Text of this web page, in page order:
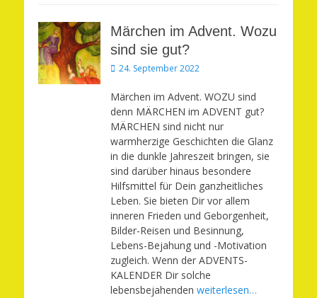
Märchen im Advent. Wozu
sind sie gut?
Veröffentlicht
24. September 2022
Märchen im Advent. WOZU sind
denn MÄRCHEN im ADVENT gut?
MÄRCHEN sind nicht nur
warmherzige Geschichten die Glanz
in die dunkle Jahreszeit bringen, sie
sind darüber hinaus besondere
Hilfsmittel für Dein ganzheitliches
Leben. Sie bieten Dir vor allem
inneren Frieden und Geborgenheit,
Bilder-Reisen und Besinnung,
Lebens-Bejahung und -Motivation
zugleich. Wenn der ADVENTS-
KALENDER Dir solche
lebensbejahenden weiterlesen…